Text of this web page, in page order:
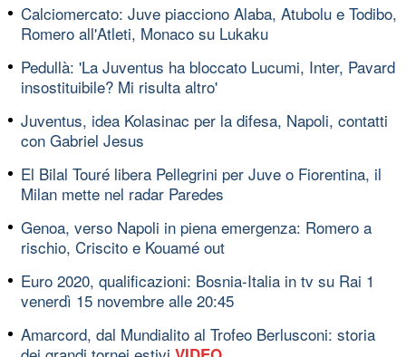
Calciomercato: Juve piacciono Alaba, Atubolu e Todibo,
Romero all'Atleti, Monaco su Lukaku
Pedullà: 'La Juventus ha bloccato Lucumi, Inter, Pavard
insostituibile? Mi risulta altro'
Juventus, idea Kolasinac per la difesa, Napoli, contatti
con Gabriel Jesus
El Bilal Touré libera Pellegrini per Juve o Fiorentina, il
Milan mette nel radar Paredes
Genoa, verso Napoli in piena emergenza: Romero a
rischio, Criscito e Kouamé out
Euro 2020, qualificazioni: Bosnia-Italia in tv su Rai 1
venerdì 15 novembre alle 20:45
Amarcord, dal Mundialito al Trofeo Berlusconi: storia